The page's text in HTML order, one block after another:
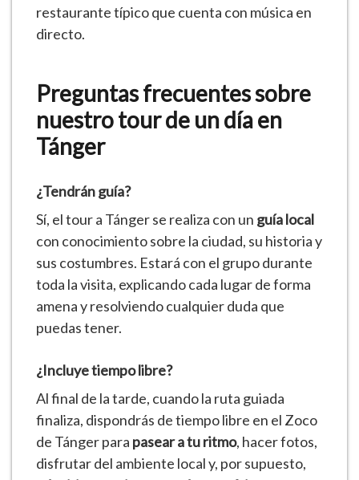
restaurante típico que cuenta con música en
directo.
Preguntas frecuentes sobre
nuestro tour de un día en
Tánger
¿Tendrán guía?
Sí, eltour a Tángerse realiza con un guía local
con conocimiento sobre la ciudad, su historia y
sus costumbres. Estará con el grupo durante
toda la visita, explicando cada lugar de forma
amena y resolviendo cualquier duda que
puedas tener.
¿Incluye tiempo libre?
Al final de la tarde, cuando la ruta guiada
finaliza, dispondrás de tiempo libre en el Zoco
de Tánger para pasear a tu ritmo, hacer fotos,
disfrutar del ambiente local y, por supuesto,